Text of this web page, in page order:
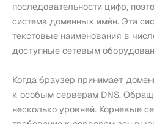
последовательности цифр,
система доменных имён. Эта
текстовые наименования в
доступные сетевым
Когда браузер принимает
к особым серверам DNS.
несколько уровней. Корневые